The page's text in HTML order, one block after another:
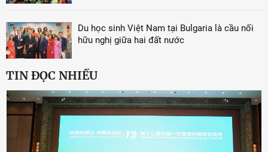
Du học sinh Việt Nam tại Bulgaria là cầu nối
hữu nghị giữa hai đất nước
TIN ĐỌC NHIỀU